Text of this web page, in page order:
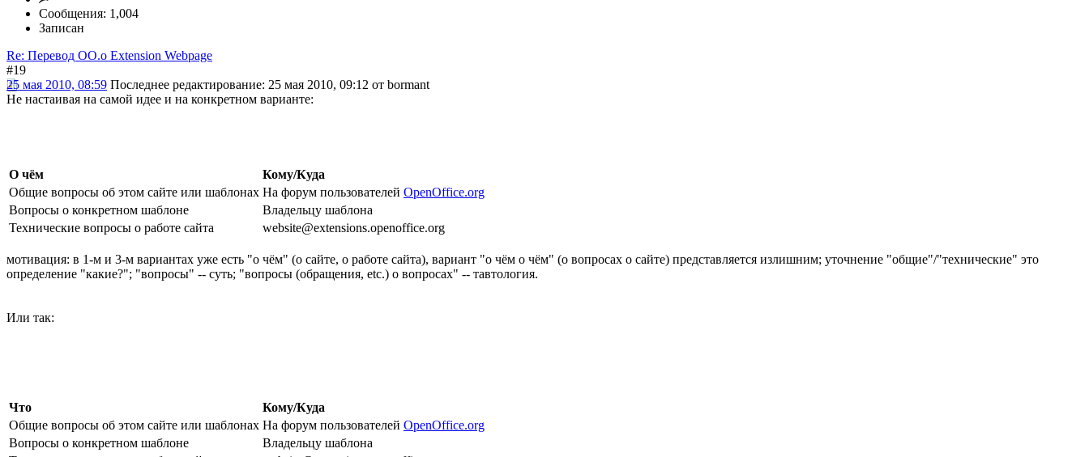
Сообщения: 1,004
Записан
Re: Перевод OO.o Extension Webpage
#19
25 мая 2010, 08:59 Последнее редактирование: 25 мая 2010, 09:12 от bormant
Не настаивая на самой идее и на конкретном варианте:
О чём
Кому/Куда
Общие вопросы об этом сайте или шаблонах На форум пользователей OpenOffice.org
Вопросы о конкретном шаблоне
Владельцу шаблона
Технические вопросы о работе сайта
website@extensions.openoffice.org
мотивация: в 1-м и 3-м вариантах уже есть "о чём" (о сайте, о работе сайта), вариант "о чём о чём" (о вопросах о сайте) представляется излишним; уточнение "общие"/"технические" это
определение "какие?"; "вопросы" -- суть; "вопросы (обращения, etc.) о вопросах" -- тавтология.
Или так:
Что
Кому/Куда
Общие вопросы об этом сайте или шаблонах На форум пользователей OpenOffice.org
Вопросы о конкретном шаблоне
Владельцу шаблона